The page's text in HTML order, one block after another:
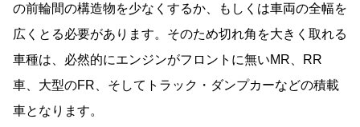
の前輪間の構造物を少なくするか、もしくは車両の全幅を
広くとる必要があります。そのため切れ角を大きく取れる
車種は、必然的にエンジンがフロントに無いMR、RR
車、大型のFR、そしてトラック・ダンプカーなどの積載
車となります。